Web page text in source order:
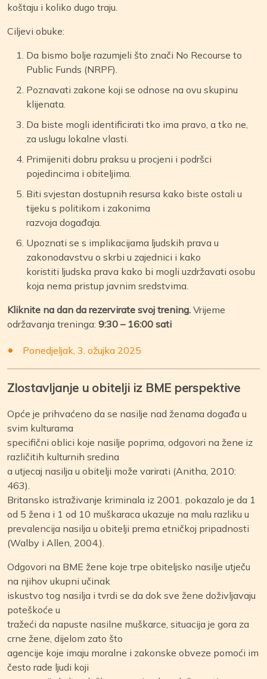
koštaju i koliko dugo traju.
Ciljevi obuke:
Da bismo bolje razumjeli što znači No Recourse to
Public Funds (NRPF).
Poznavati zakone koji se odnose na ovu skupinu
klijenata.
Da biste mogli identificirati tko ima pravo, a tko ne,
za uslugu lokalne vlasti.
Primijeniti dobru praksu u procjeni i podršci
pojedincima i obiteljima.
Biti svjestan dostupnih resursa kako biste ostali u
tijeku s politikom i zakonima
razvoja događaja.
Upoznati se s implikacijama ljudskih prava u
zakonodavstvu o skrbi u zajednici i kako
koristiti ljudska prava kako bi mogli uzdržavati osobu
koja nema pristup javnim sredstvima.
Kliknite na dan da rezervirate svoj trening. Vrijeme
održavanja treninga: 9:30 – 16:00 sati
Ponedjeljak, 3. ožujka 2025
Zlostavljanje u obitelji iz BME perspektive
Opće je prihvaćeno da se nasilje nad ženama događa u
svim kulturama
specifični oblici koje nasilje poprima, odgovori na žene iz
različitih kulturnih sredina
a utjecaj nasilja u obitelji može varirati (Anitha, 2010:
463).
Britansko istraživanje kriminala iz 2001. pokazalo je da 1
od 5 žena i 1 od 10 muškaraca ukazuje na malu razliku u
prevalencija nasilja u obitelji prema etničkoj pripadnosti
(Walby i Allen, 2004.).
Odgovori na BME žene koje trpe obiteljsko nasilje utječu
na njihov ukupni učinak
iskustvo tog nasilja i tvrdi se da dok sve žene doživljavaju
poteškoće u
tražeći da napuste nasilne muškarce, situacija je gora za
crne žene, dijelom zato što
agencije koje imaju moralne i zakonske obveze pomoći im
često rade ljudi koji